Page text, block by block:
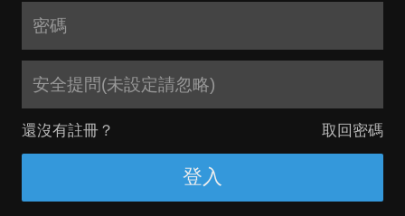
安全提問(未設定請忽略)
還沒有註冊？ 取回密碼
登入